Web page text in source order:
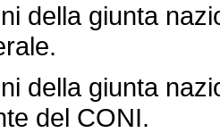
della giunta
della giunta
del CONI.